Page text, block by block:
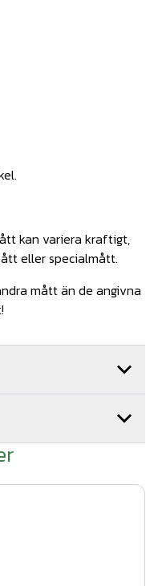
kan variera kraftigt,
eller specialmått.
mått än de angivna
montörer som är
100-tals
för en snabb och
på sidan.